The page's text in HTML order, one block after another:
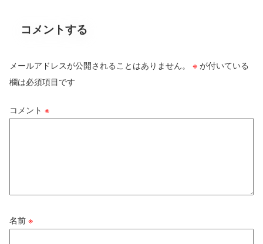
コメントする
メールアドレスが公開されることはありません。 ※が付いている
欄は必須項目です
コメント ※
名前※